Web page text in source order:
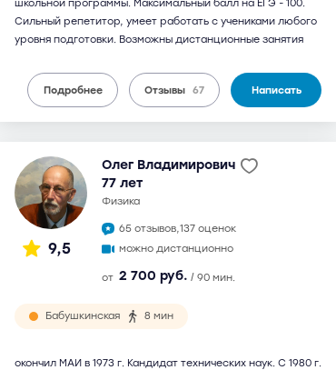
школьной программы. Максимальный балл на ЕГЭ - 100.
Сильный репетитор, умеет работать с учениками любого
уровня подготовки. Возможны дистанционные занятия
Подробнее Отзывы 67 Написать
9,5
Олег Владимирович
77 лет
физика
65 отзывов,137 оценок
можно дистанционно
от 2 700 руб. / 90 мин.
Бабушкинская 8 мин
окончил МАИ в 1973 г. Кандидат технических наук. С 1980 г.